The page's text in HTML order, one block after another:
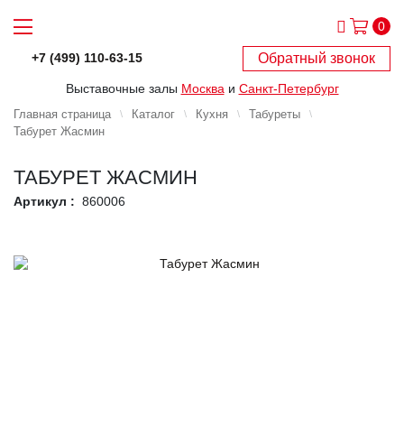
0
+7 (499) 110-63-15 Обратный звонок
Выставочные залы Москва и Санкт-Петербург
Главная страница Каталог Кухня
Табуреты
Табурет Жасмин
ТАБУРЕТ ЖАСМИН
Артикул : 860006